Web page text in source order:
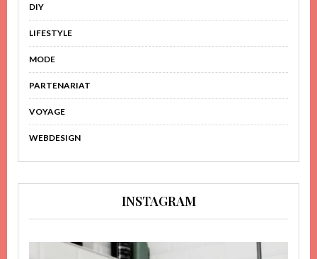
DIY
LIFESTYLE
MODE
PARTENARIAT
VOYAGE
WEBDESIGN
INSTAGRAM